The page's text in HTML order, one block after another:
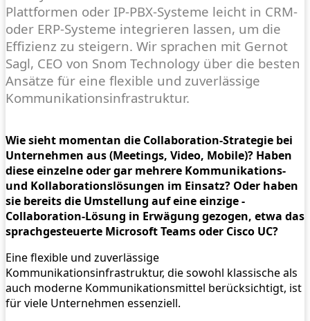
Plattformen oder IP-PBX-Systeme leicht in CRM-
oder ERP-Systeme integrieren lassen, um die
Effizienz zu steigern. Wir sprachen mit Gernot
Sagl, CEO von Snom Technology über die besten
Ansätze für eine flexible und zuverlässige
Kommunikationsinfrastruktur.
Wie sieht momentan die Collabo­ration-Strategie bei
Unternehmen aus (Meetings, Video, Mobile)? Haben
diese einzelne oder gar mehrere Kommunikations-
und Kollaborationslösungen im ­Einsatz? Oder haben
sie bereits die Umstellung auf eine einzige ­
Collaboration-Lösung in Erwägung gezogen, etwa das
sprach­gesteuerte Microsoft Teams oder Cisco UC?
Eine flexible und zuverlässige
Kommunikationsinfrastruktur, die sowohl klassische als
auch moderne Kommunikationsmittel berücksichtigt, ist
für viele Unternehmen essenziell.